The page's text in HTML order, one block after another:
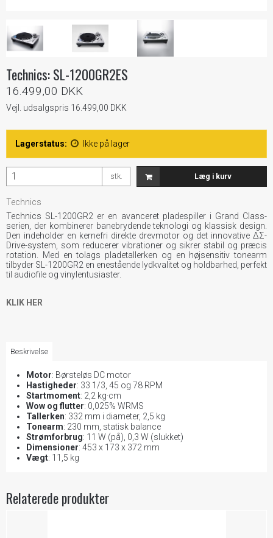
Technics: SL-1200GR2ES
16.499,00 DKK
Vejl. udsalgspris 16.499,00 DKK
Lagerstatus: Ikke på lager
stk. Læg i kurv
Technics
Technics SL-1200GR2 er en avanceret pladespiller i Grand Class-
serien, der kombinerer banebrydende teknologi og klassisk design.
Den indeholder en kernefri direkte drevmotor og det innovative ΔΣ-
Drive-system, som reducerer vibrationer og sikrer stabil og præcis
rotation. Med en tolags pladetallerken og en højsensitiv tonearm
tilbyder SL-1200GR2 en enestående lydkvalitet og holdbarhed, perfekt
til audiofile og vinylentusiaster.
KLIK HER
Beskrivelse
Motor: Børsteløs DC motor
Hastigheder: 33 1/3, 45 og 78 RPM
Startmoment: 2,2 kg·cm
Wow og flutter: 0,025% WRMS
Tallerken: 332 mm i diameter, 2,5 kg
Tonearm: 230 mm, statisk balance
Strømforbrug: 11 W (på), 0,3 W (slukket)
Dimensioner: 453 x 173 x 372 mm
Vægt: 11,5 kg
Relaterede produkter